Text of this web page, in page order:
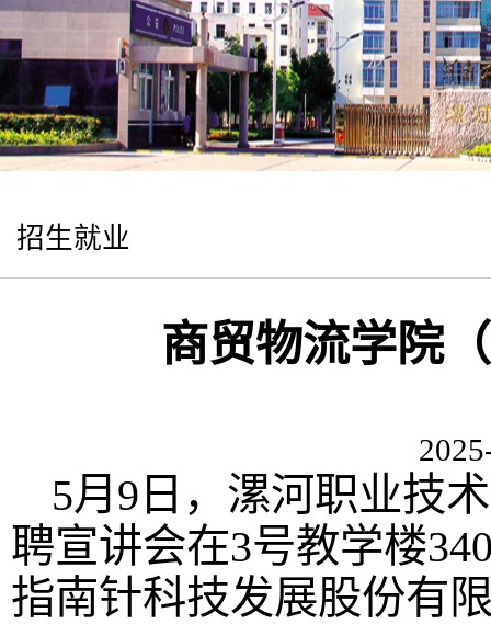
招生就业
商贸物流学院
5月9日，漯河职业技
聘宣讲会在3号教学楼
指南针科技发展股份有